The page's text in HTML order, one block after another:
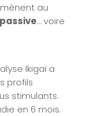
mènent au
… voire
Ikigaï a
profils
stimulants.
en 6 mois.